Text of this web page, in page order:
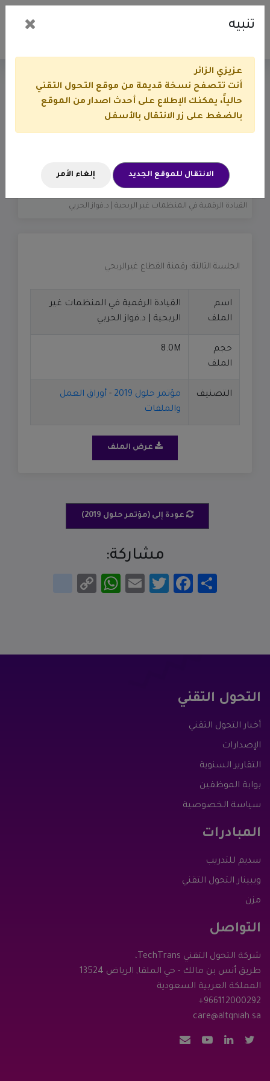
القيادة الرقمية في
المنظمات غير الربحية | د.فواز
القيادة الرقمية في المنظمات غير الربحية | د.فواز الحربي
الجلسة الثالثة: رقمنة القطاع غيرالربحي
اسم
الملف
القيادة الرقمية في المنظمات غير
الربحية | د.فواز الحربي
حجم
الملف
8.0M
التصنيف مؤتمر حلول 2019 - أوراق العمل
والملفات
عرض الملف
عودة إلى (مؤتمر حلول 2019)
مشاركة:
انشر Facebook
Twitter
Email
WhatsApp
Copy
Link
التحول التقني
أخبار التحول التقني
الإصدارات
التقارير السنوية
بوابة الموظفين
سياسة الخصوصية
المبادرات
سديم للتدريب
ويبينار التحول التقني
مزن
التواصل
شركة التحول التقني TechTrans،
طريق أنس بن مالك - حي الملقا, الرياض 13524
المملكة العربية السعودية
+966112000292
care@altqniah.sa
تنبيه
عزيزي الزائر
أنت تتصفح نسخة قديمة من موقع التحول التقني
حالياً، يمكنك الإطلاع على أحدث اصدار من الموقع
بالضغط على زر الانتقال بالأسفل
الانتقال للموقع الجديد إلغاء الأمر